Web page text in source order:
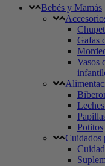
Bebés y Mamás
Gafas
Vasos
Potitos
Cuidados